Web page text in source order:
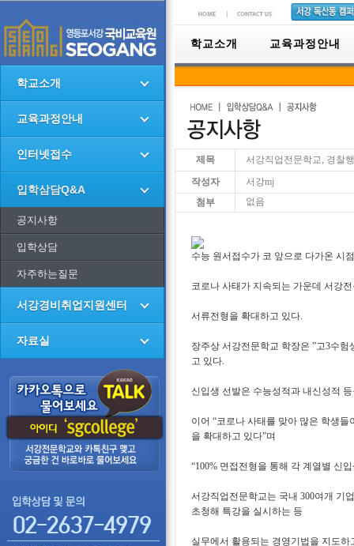
학교소개
교육과정안내
인터넷접수
입학삼담Q&A
공지사항
입학상담
자주하는질문
서강경비취업지원센터
자료실
학교소개 교육과정안내
제목
서강직업전문학교, 경찰
작성자
서강mj
첨부
없음
수능 원서접수가 코 앞으로 다가온 시
코로나 사태가 지속되는 가운데 서강
서류전형을 확대하고 있다.
장주상 서강전문학교 학장은 ”고3수
고 있다.
신입생 선발은 수능성적과 내신성적
이어 “코로나 사태를 맞아 많은 학생
을 확대하고 있다”며
“100% 면접전형을 통해 각 계열별 신
서강직업전문학교는 국내 300여개 기
초청해 특강을 실시하는 등
실무에서 활용되는 경영기법을 지도